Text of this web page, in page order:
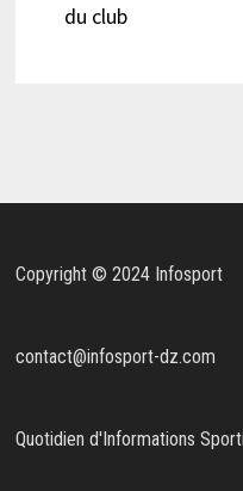
du club
Copyright © 2024 Infosport
contact@infosport-dz.com
Quotidien d'Informations